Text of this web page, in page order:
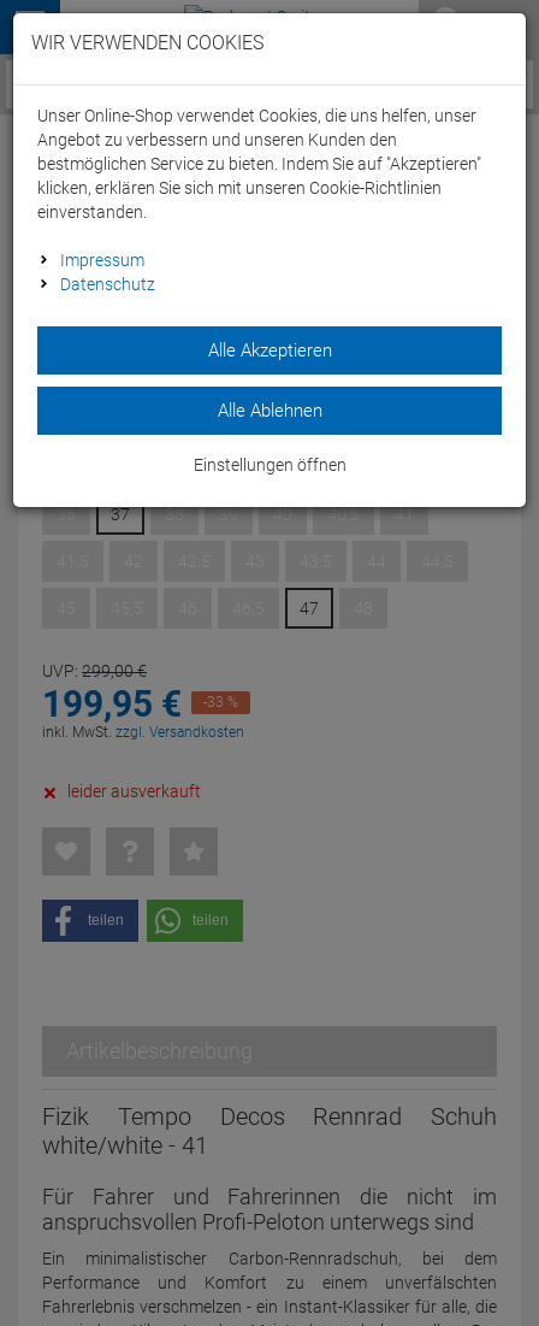
Menü
Service / Hilfe
Fizik Tempo Decos Rennrad Schuh
white/white - 41
Der minimalistischer Carbon-Rennradschuh mit einer
großzügigeren Passform.
36
37 38 39 40 40,5 41
47
UVP: 299,00€
199,95 €
-33 %
inkl. MwSt. zzgl. Versandkosten
leider ausverkauft
teilen teilen
Artikelbeschreibung
Fizik Tempo Decos Rennrad Schuh
white/white - 41
Für Fahrer und Fahrerinnen die nicht im
anspruchsvollen Profi-Peloton unterwegs sind
Ein minimalistischer Carbon-Rennradschuh, bei dem
Performance und Komfort zu einem unverfälschten
Fahrerlebnis verschmelzen - ein Instant-Klassiker für alle, die
WIR VERWENDEN COOKIES
Unser Online-Shop verwendet Cookies, die uns helfen, unser
Angebot zu verbessern und unseren Kunden den
bestmöglichen Service zu bieten. Indem Sie auf "Akzeptieren"
klicken, erklären Sie sich mit unseren Cookie-Richtlinien
einverstanden.
Impressum
Datenschutz
Alle Akzeptieren
Alle Ablehnen
Einstellungen öffnen